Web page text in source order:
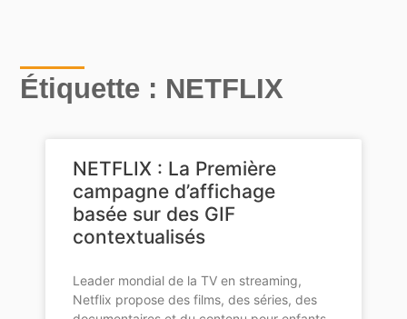
Étiquette : NETFLIX
NETFLIX : La Première
campagne d’affichage
basée sur des GIF
contextualisés
Leader mondial de la TV en streaming,
Netflix propose des films, des séries, des